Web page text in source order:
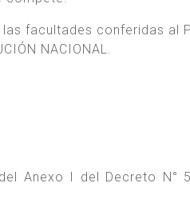
facultades conferidas al
NACIONAL.
Anexo I del Decreto N°